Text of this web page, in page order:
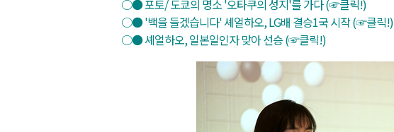
○● 포토/ 도쿄의 명소 '오타쿠의 성지'를 가다 (☞클릭!)
○● '백을 들겠습니다' 셰얼하오, LG배 결승1국 시작 (☞클릭!)
○● 셰얼하오, 일본일인자 맞아 선승 (☞클릭!)